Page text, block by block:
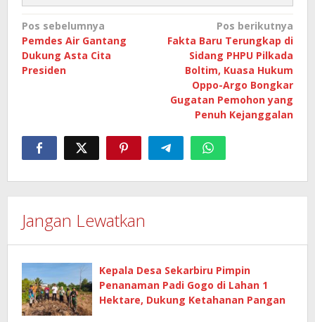
Navigasi
pos
Pos sebelumnya
Pemdes Air Gantang
Dukung Asta Cita
Presiden
Pos berikutnya
Fakta Baru Terungkap di
Sidang PHPU Pilkada
Boltim, Kuasa Hukum
Oppo-Argo Bongkar
Gugatan Pemohon yang
Penuh Kejanggalan
Jangan Lewatkan
Kepala Desa Sekarbiru Pimpin
Penanaman Padi Gogo di Lahan 1
Hektare, Dukung Ketahanan Pangan